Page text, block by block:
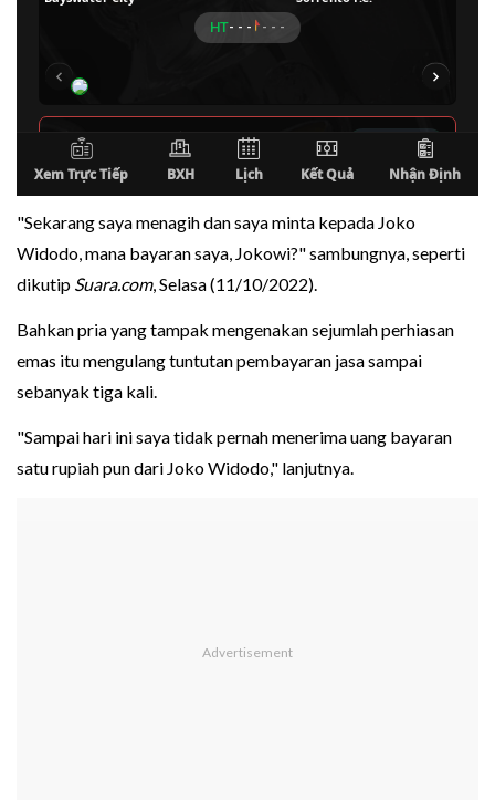
"Sekarang saya menagih dan saya minta kepada Joko
Widodo, mana bayaran saya, Jokowi?" sambungnya, seperti
dikutip Suara.com, Selasa (11/10/2022).
Bahkan pria yang tampak mengenakan sejumlah perhiasan
emas itu mengulang tuntutan pembayaran jasa sampai
sebanyak tiga kali.
"Sampai hari ini saya tidak pernah menerima uang bayaran
satu rupiah pun dari Joko Widodo," lanjutnya.